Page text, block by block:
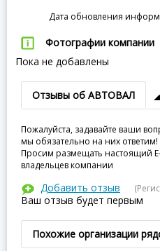
Дата обновления
Фотографии компании
Пока не добавлены
Отзывы об АВТОВАЛ
Пожалуйста, задавайте ваши
мы обязательно на них ответим!
Просим размещать настоящий
владельцев компании
Добавить отзыв
Ваш отзыв будет первым
Похожие организации